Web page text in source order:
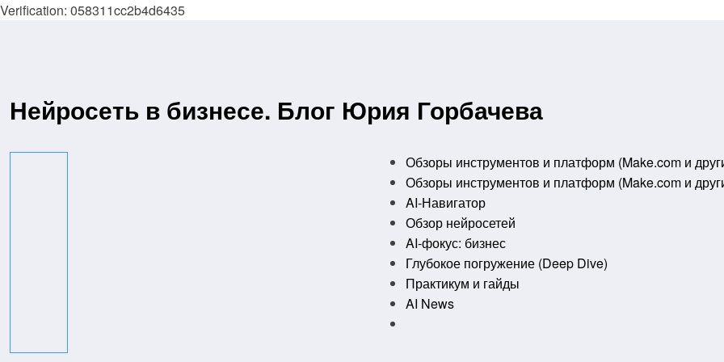
Verification: 058311cc2b4d6435
Нейросеть в бизнесе. Блог Юрия Горбачева
Обзоры инструментов и платформ (Make.com и
Обзоры инструментов и платформ (Make.com и
AI-Навигатор
Обзор нейросетей
AI-фокус: бизнес
Глубокое погружение (Deep Dive)
Практикум и гайды
AI News